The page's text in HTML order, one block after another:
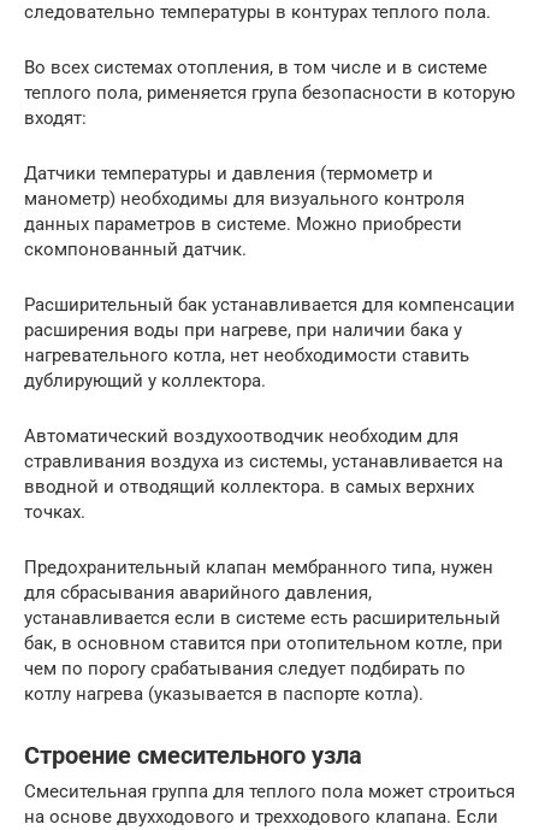
следовательно температуры в контурах теплого пола.
Во всех системах отопления, в том числе и в системе
теплого пола, рименяется група безопасности в которую
входят:
Датчики температуры и давления (термометр и
манометр) необходимы для визуального контроля
данных параметров в системе. Можно приобрести
скомпонованный датчик.
Расширительный бак устанавливается для компенсации
расширения воды при нагреве, при наличии бака у
нагревательного котла, нет необходимости ставить
дублирующий у коллектора.
Автоматический воздухоотводчик необходим для
стравливания воздуха из системы, устанавливается на
вводной и отводящий коллектора. в самых верхних
точках.
Предохранительный клапан мембранного типа, нужен
для сбрасывания аварийного давления,
устанавливается если в системе есть расширительный
бак, в основном ставится при отопительном котле, при
чем по порогу срабатывания следует подбирать по
котлу нагрева (указывается в паспорте котла).
Строение смесительного узла
Смесительная группа для теплого пола может строиться
на основе двухходового и трехходового клапана. Если